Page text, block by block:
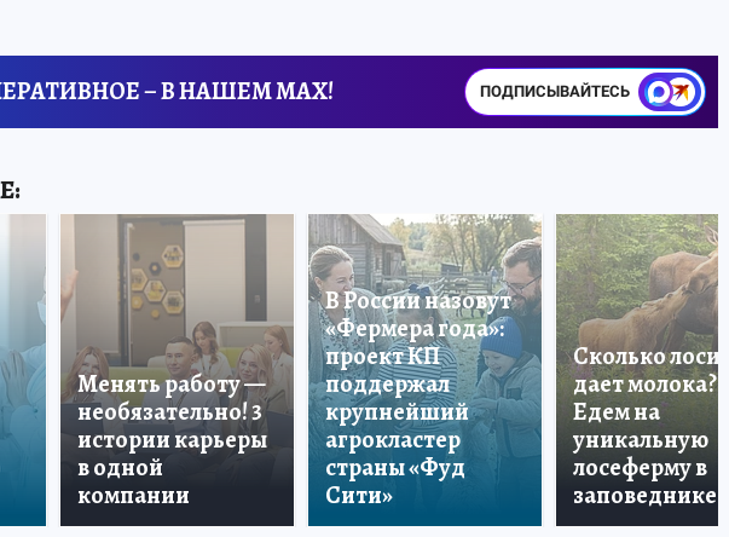
– В НАШЕМ MAX! ПОДПИСЫВАЙТЕСЬ
Менять работу —
необязательно! 3
истории карьеры
в одной
компании
В России назовут
«Фермера года»:
проект КП
поддержал
крупнейший
агрокластер
страны «Фуд
Сити»
Сколько лосиха
дает молока?
Едем на
уникальную
лосеферму в
заповеднике!